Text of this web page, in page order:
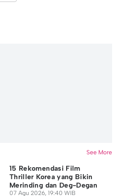
See More
15 Rekomendasi Film
Thriller Korea yang Bikin
Merinding dan Deg-Degan
07 Agu 2026, 19:40 WIB